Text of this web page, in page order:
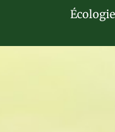
Écologie